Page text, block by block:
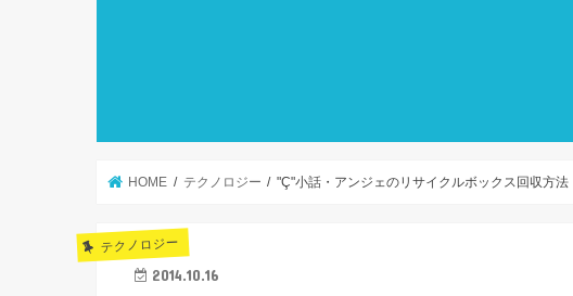
HOME テクノロジー "Ç"小話・アンジェのリサイクルボックス回収方法
テクノロジー
2014.10.16